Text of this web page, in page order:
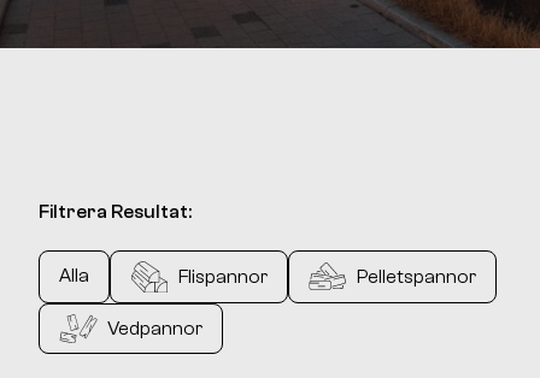
Filtrera Resultat:
Alla Flispannor Pelletspannor
Vedpannor